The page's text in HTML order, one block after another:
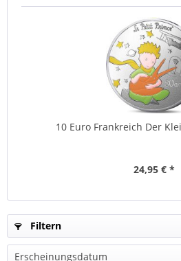
10 Euro Frankreich Der
24,95 € *
Filtern